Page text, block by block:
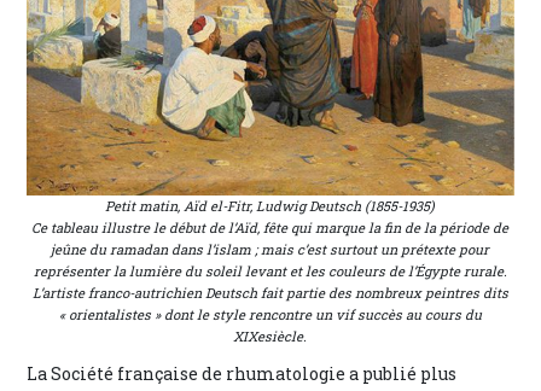
Petit matin, Aïd el-Fitr, Ludwig Deutsch (1855-1935)
Ce tableau illustre le début de l’Aïd, fête qui marque la fin de la période de
jeûne du ramadan dans l’islam ; mais c’est surtout un prétexte pour
représenter la lumière du soleil levant et les couleurs de l’Égypte rurale.
L’artiste franco-autrichien Deutsch fait partie des nombreux peintres dits
« orientalistes » dont le style rencontre un vif succès au cours du
XIXesiècle.
La Société française de rhumatologie a publié plus